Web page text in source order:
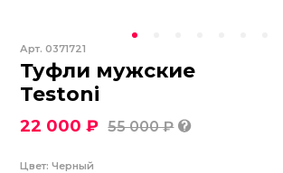
Арт.0371721
Туфли мужские
Testoni
22 000 ₽ 55 000 ₽
Цвет: Черный